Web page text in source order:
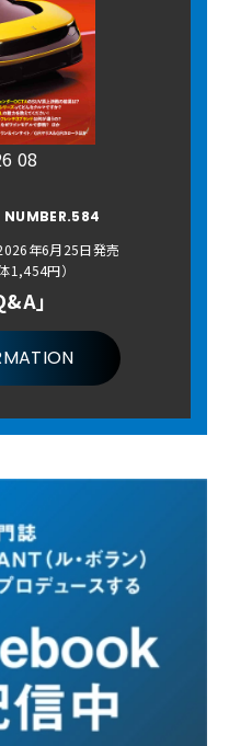
08
年6月25日発売
1,454円）
」